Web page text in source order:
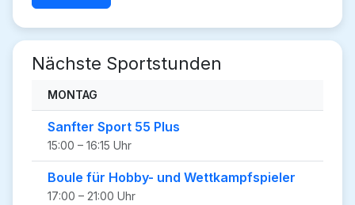
Nächste Sportstunden
MONTAG
Sanfter Sport 55 Plus
15:00 – 16:15 Uhr
Boule für Hobby- und Wettkampfspieler
17:00 – 21:00 Uhr